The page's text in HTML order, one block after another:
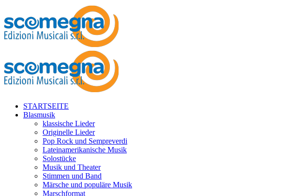
STARTSEITE
Blasmusik
klassische Lieder
Originelle Lieder
Pop Rock und Sempreverdi
Lateinamerikanische Musik
Solostücke
Musik und Theater
Stimmen und Band
Märsche und populäre Musik
Marschformat